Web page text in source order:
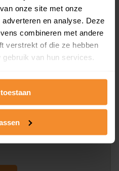
onze site met onze
en analyse. Deze
combineren met andere
verstrekt of die ze hebben
van hun services.
het perceel en